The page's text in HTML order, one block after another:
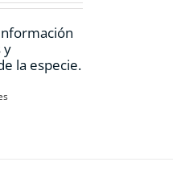
y
la especie.